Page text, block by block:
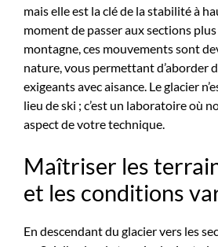
mais elle est la clé de la stabilité à
moment de passer aux sections
montagne, ces mouvements sont
nature, vous permettant d’aborder
exigeants avec aisance. Le glacier
lieu de ski ; c’est un laboratoire où
aspect de votre technique.
Maîtriser les
et les conditions
En descendant du glacier vers les